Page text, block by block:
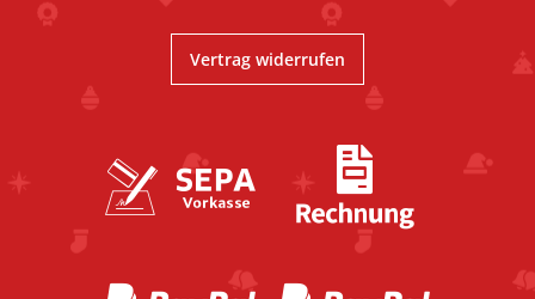
Vertrag widerrufen